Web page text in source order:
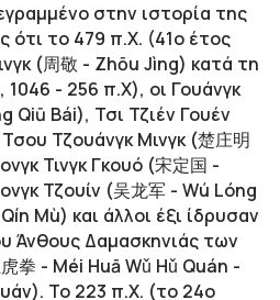
στην ιστορία της
ότι το 479 π.Χ. (41ο έτος
(周敬 - Zhōu Jìng) κατά τη
- 256 π.Χ), οι Γουάνγκ
Qiū Bái), Τσι Τζιέν Γουέν
Τζουάνγκ Μινγκ (楚庄明
Τινγκ Γκουό (宋定国 -
Τζουίν (吴龙军 - Wú Lóng
Mù) και άλλοι έξι ίδρυσαν
Άνθους Δαμασκηνιάς των
拳 - Méi Huā Wǔ Hǔ Quán -
Το 223 π.Χ. (το 24ο